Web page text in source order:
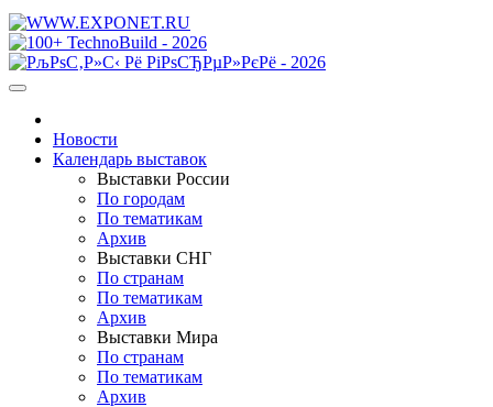
Новости
Календарь выставок
Выставки России
По городам
По тематикам
Архив
Выставки СНГ
По странам
По тематикам
Архив
Выставки Мира
По странам
По тематикам
Архив